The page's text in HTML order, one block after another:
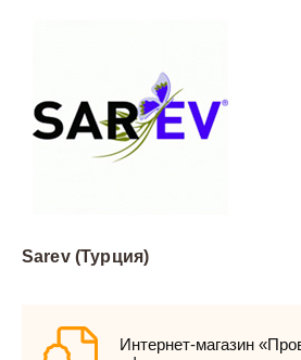
Sarev (Турция)
Интернет-магазин